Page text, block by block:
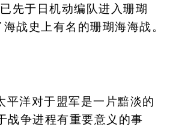
先于日机动编队进入珊瑚
战史上有名的珊瑚海海战。
洋对于盟军是一片黯淡的
战争进程有重要意义的事